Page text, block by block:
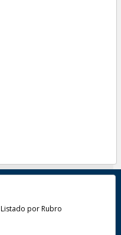
Listado por Rubro